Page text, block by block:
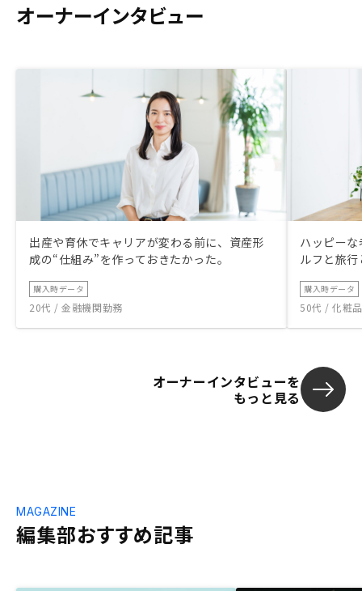
オーナーインタビュー
出産や育休でキャリアが変わる前に、資産形
成の“仕組み”を作っておきたかった。
購入時データ
20代 / 金融機関勤務
ハッピー
ルフと旅
購入時データ
50代 / 化粧
オーナーインタビューを
もっと見る
編集部おすすめ記事
MAGAZINE